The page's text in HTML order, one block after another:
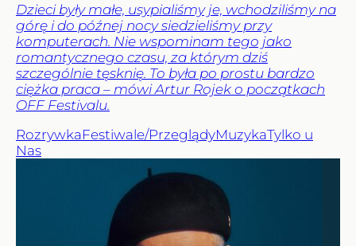
Dzieci były małe, usypialiśmy je, wchodziliśmy na
górę i do późnej nocy siedzieliśmy przy
komputerach. Nie wspominam tego jako
romantycznego czasu, za którym dziś
szczególnie tęsknię. To była po prostu bardzo
ciężka praca – mówi Artur Rojek o początkach
OFF Festivalu.
RozrywkaFestiwale/PrzeglądyMuzykaTylko u
Nas